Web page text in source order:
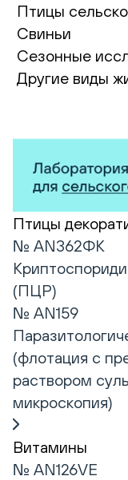
Птицы
Свиньи
Сезонные
Другие виды
Птицы
№ AN362ФК
(ПЦР)
№ AN159
(флотация с
раствором
микроскопия)
Витамины
№ AN126VE